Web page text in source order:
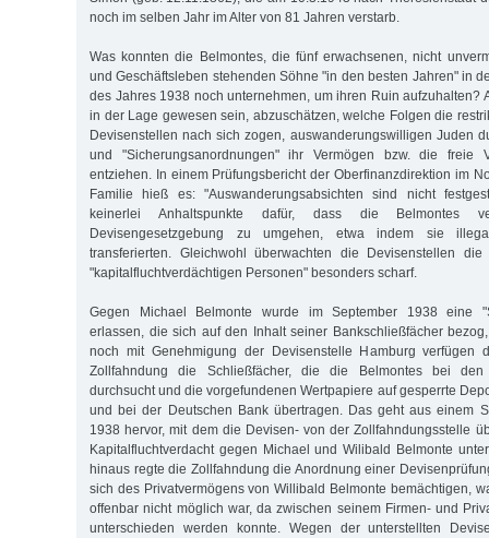
noch im selben Jahr im Alter von 81 Jahren verstarb.
Was konnten die Belmontes, die fünf erwachsenen, nicht
und Geschäftsleben stehenden Söhne "in den besten Jahren" in
des Jahres 1938 noch unternehmen, um ihren Ruin aufzuhalten?
in der Lage gewesen sein, abzuschätzen, welche Folgen die
Devisenstellen nach sich zogen, auswanderungswilligen Juden
und "Sicherungsanordnungen" ihr Vermögen bzw. die freie
entziehen. In einem Prüfungsbericht der Oberfinanzdirektion im
Familie hieß es: "Auswanderungsabsichten sind nicht
keinerlei Anhaltspunkte dafür, dass die Belmontes
Devisengesetzgebung zu umgehen, etwa indem sie
transferierten. Gleichwohl überwachten die Devisenstellen
"kapitalfluchtverdächtigen Personen" besonders scharf.
Gegen Michael Belmonte wurde im September 1938 eine
erlassen, die sich auf den Inhalt seiner Bankschließfächer
noch mit Genehmigung der Devisenstelle Hamburg verfügen
Zollfahndung die Schließfächer, die die Belmontes bei den
durchsucht und die vorgefundenen Wertpapiere auf gesperrte
und bei der Deutschen Bank übertragen. Das geht aus einem
1938 hervor, mit dem die Devisen- von der Zollfahndungsstelle
Kapitalfluchtverdacht gegen Michael und Wilibald Belmonte
hinaus regte die Zollfahndung die Anordnung einer
sich des Privatvermögens von Willibald Belmonte bemächtigen,
offenbar nicht möglich war, da zwischen seinem Firmen- und
unterschieden werden konnte. Wegen der unterstellten